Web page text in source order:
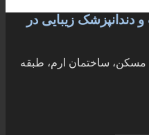
دندانپزشک زیبایی در
مسکن، ساختمان ارم، طبقه